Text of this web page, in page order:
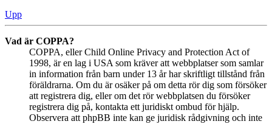
Upp
Vad är COPPA?
COPPA, eller Child Online Privacy and Protection Act of
1998, är en lag i USA som kräver att webbplatser som samlar
in information från barn under 13 år har skriftligt tillstånd från
föräldrarna. Om du är osäker på om detta rör dig som försöker
att registrera dig, eller om det rör webbplatsen du försöker
registrera dig på, kontakta ett juridiskt ombud för hjälp.
Observera att phpBB inte kan ge juridisk rådgivning och inte